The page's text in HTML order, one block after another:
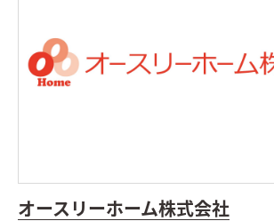
オースリーホーム株式会社